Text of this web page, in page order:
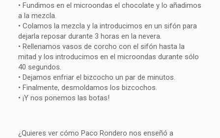
• Fundimos en el microondas el chocolate y lo añadimos
a la mezcla.
• Colamos la mezcla y la introducimos en un sifón para
dejarla reposar durante 3 horas en la nevera.
• Rellenamos vasos de corcho con el sifón hasta la
mitad y los introducimos en el microondas durante sólo
40 segundos.
• Dejamos enfriar el bizcocho un par de minutos.
• Finalmente, desmoldamos los bizcochos.
• ¡Y nos ponemos las botas!
¿Quieres ver cómo Paco Rondero nos enseñó a